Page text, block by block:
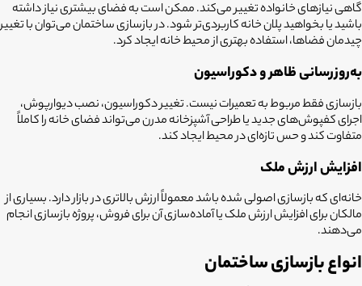
گاهی نیازهای خانواده تغییر می‌کند. ممکن است به فضای بیشتری نیاز داشته
باشید یا بخواهید پلان خانه کاربردی‌تر شود. در بازسازی ساختمان می‌توان با تغییر
چیدمان فضاها، استفاده بهتری از محیط خانه ایجاد کرد.
به‌روزرسانی ظاهر و دکوراسیون
بازسازی فقط مربوط به تعمیرات نیست. تغییر دکوراسیون، نصب دیوارپوش،
اجرای کفپوش‌های جدید یا طراحی آشپزخانه مدرن می‌تواند فضای خانه را کاملاً
متفاوت کند و حس تازه‌ای در محیط ایجاد کند.
افزایش ارزش ملک
خانه‌ای که بازسازی اصولی شده باشد معمولاً ارزش بالاتری در بازار دارد. بسیاری از
مالکان برای افزایش ارزش ملک یا آماده‌سازی آن برای فروش، پروژه بازسازی انجام
می‌دهند.
انواع بازسازی ساختمان